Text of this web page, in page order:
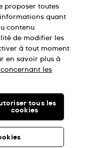
cookies
Mentions légales
SWISS WATCHES
proposer toutes
quant
contenu
de modifier les
à tout moment
en savoir plus à
les
tous les
cookies